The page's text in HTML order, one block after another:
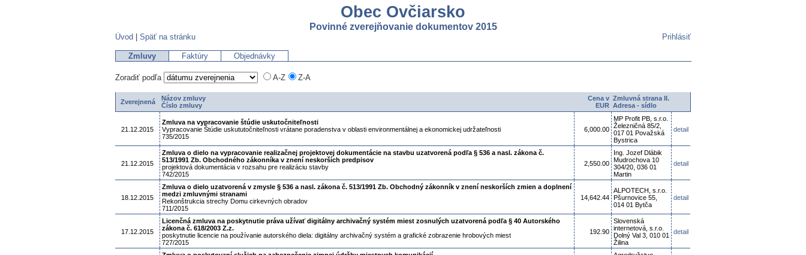
Obec Ovčiarsko
Povinné zverejňovanie dokumentov 2015
Úvod Späť na stránku Prihlásiť
Zmluvy Faktúry Objednávky
Zoradiť podľa A-Z Z-A
Zverejnená
Názov zmluvy
Číslo zmluvy
Cena v
EUR
Zmluvná strana II.
Adresa - sídlo
21.12.2015
Zmluva na vypracovanie štúdie uskutočniteľnosti
Vypracovanie Štúdie uskututočniteľnosti vrátane poradenstva v oblasti environmentálnej a ekonomickej udržateľnosti
735/2015
6,000.00
MP Profit PB, s.r.o.
Železničná 85/2,
017 01 Považská
Bystrica
detail
21.12.2015
Zmluva o dielo na vypracovanie realizačnej projektovej dokumentácie na stavbu uzatvorená podľa § 536 a nasl. zákona č.
513/1991 Zb. Obchodného zákonníka v znení neskorších predpisov
projektová dokumentácia v rozsahu pre realizáciu stavby
742/2015
2,550.00
Ing. Jozef Dlábik
Mudrochova 10
304/20, 036 01
Martin
detail
18.12.2015
Zmluva o dielo uzatvorená v zmysle § 536 a nasl. zákona č. 513/1991 Zb. Obchodný zákonník v znení neskorších zmien a doplnení
medzi zmluvnými stranami
Rekonštrukcia strechy Domu cirkevných obradov
711/2015
14,642.44
ALPOTECH, s.r.o.
Pšurnovice 55,
014 01 Bytča
detail
17.12.2015
Licenčná zmluva na poskytnutie práva užívať digitálny archivačný systém miest zosnulých uzatvorená podľa § 40 Autorského
zákona č. 618/2003 Z.z.
poskytnutie licencie na používanie autorského diela: digitálny archivačný systém a grafické zobrazenie hrobových miest
727/2015
192.90
Slovenská
internetová, s.r.o.
Dolný Val 3, 010 01
Žilina
detail